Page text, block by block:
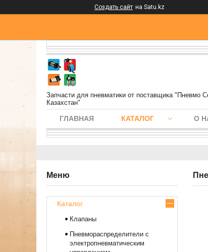
Создать сайт на Satu.kz
Запчасти для пневматики от поставщика "Пневмо
Казахстан"
ГЛАВНАЯ КАТАЛОГ О
Каталог
Клапаны
Пневмораспределители с
электропневматическим